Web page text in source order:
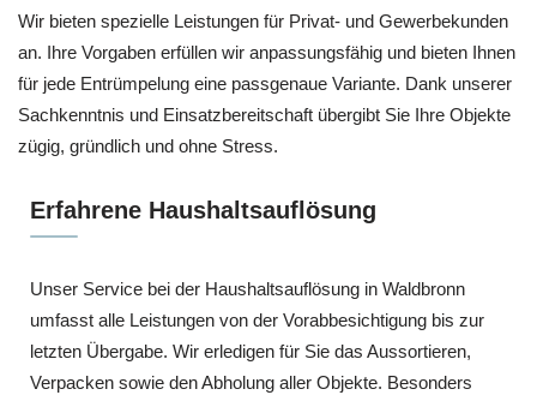
Wir bieten spezielle Leistungen für Privat- und Gewerbekunden
an. Ihre Vorgaben erfüllen wir anpassungsfähig und bieten Ihnen
für jede Entrümpelung eine passgenaue Variante. Dank unserer
Sachkenntnis und Einsatzbereitschaft übergibt Sie Ihre Objekte
zügig, gründlich und ohne Stress.
Erfahrene Haushaltsauflösung
Unser Service bei der Haushaltsauflösung in Waldbronn
umfasst alle Leistungen von der Vorabbesichtigung bis zur
letzten Übergabe. Wir erledigen für Sie das Aussortieren,
Verpacken sowie den Abholung aller Objekte. Besonders